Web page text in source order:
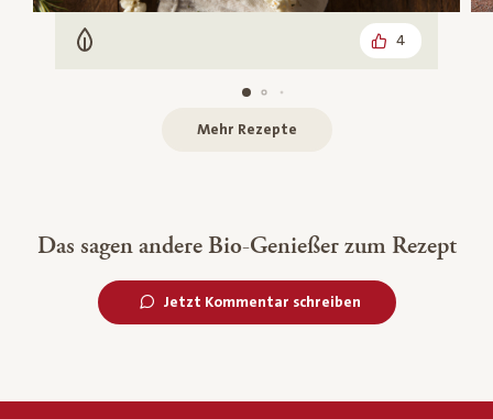
Vegetarisch 4
Mehr Rezepte
Das sagen andere Bio-Genießer zum Rezept
Jetzt Kommentar schreiben